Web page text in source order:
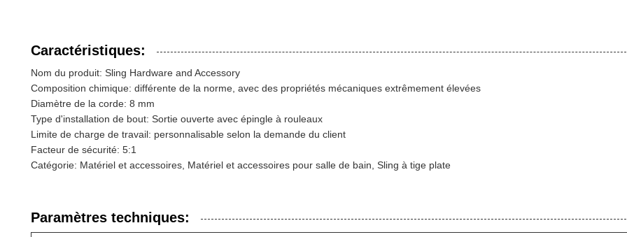
Caractéristiques:
Nom du produit: Sling Hardware and Accessory
Composition chimique: différente de la norme, avec des propriétés mécaniques extrêmement élevées
Diamètre de la corde: 8 mm
Type d'installation de bout: Sortie ouverte avec épingle à rouleaux
Limite de charge de travail: personnalisable selon la demande du client
Facteur de sécurité: 5:1
Catégorie: Matériel et accessoires, Matériel et accessoires pour salle de bain, Sling à tige plate
Paramètres techniques: